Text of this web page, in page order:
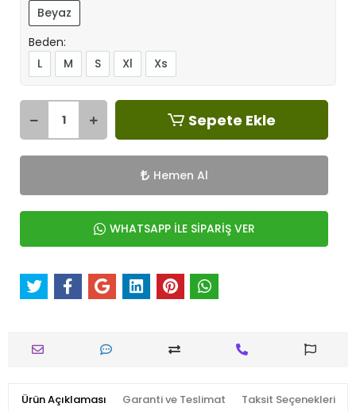
Beyaz
Beden:
L
M S Xl Xs
Sepete Ekle
Hemen Al
WHATSAPP İLE SİPARİŞ VER
Ürün Açıklaması Garanti ve Teslimat Taksit Seçenekleri